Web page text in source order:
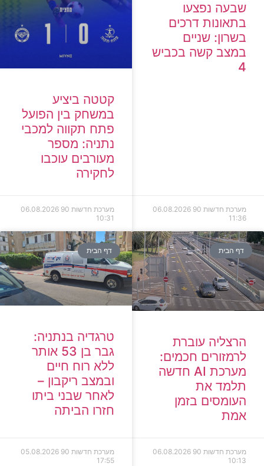
שבעה נפצעו
בתאונות דרכים
בשרון: שניים
במצב קשה בכביש
4
מערכת חדשות 90
06.08.2026
11:36
קטטה ביציע
במשחק בין הפועל
פתח תקווה למכבי
נתניה: מספר
מעורבים עוכבו
לחקירה
מערכת חדשות 90
06.08.2026
10:31
דף הבית
הרצליה עוברת
לרמזורים חכמים:
מערכת AI חדשה
תלמד את
העומסים בזמן
אמת
מערכת חדשות 90
06.08.2026
10:13
דף הבית
טרגדיה בנתניה:
גבר בן 53 אותר
ללא רוח חיים
ובמצב ריקבון –
לאחר שבני ביתו
חזרו הביתה
מערכת חדשות 90
05.08.2026
17:55